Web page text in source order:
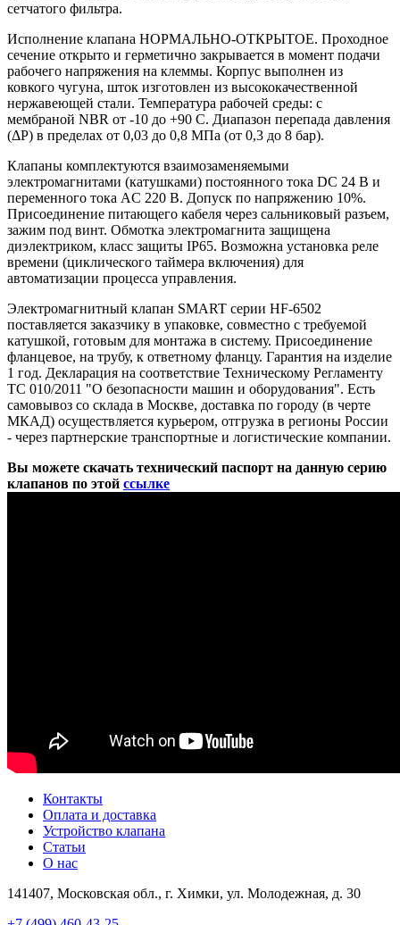
сетчатого фильтра.
Исполнение клапана НОРМАЛЬНО-ОТКРЫТОЕ. Проходное
сечение открыто и герметично закрывается в момент подачи
рабочего напряжения на клеммы. Корпус выполнен из
ковкого чугуна, шток изготовлен из высококачественной
нержавеющей стали. Температура рабочей среды: с
мембраной NBR от -10 до +90 С. Диапазон перепада давления
(ΔP) в пределах от 0,03 до 0,8 МПа (от 0,3 до 8 бар).
Клапаны комплектуются взаимозаменяемыми
электромагнитами (катушками) постоянного тока DC 24 В и
переменного тока AC 220 В. Допуск по напряжению 10%.
Присоединение питающего кабеля через сальниковый разъем,
зажим под винт. Обмотка электромагнита защищена
диэлектриком, класс защиты IP65. Возможна установка реле
времени (циклического таймера включения) для
автоматизации процесса управления.
Электромагнитный клапан SMART серии HF-6502
поставляется заказчику в упаковке, совместно с требуемой
катушкой, готовым для монтажа в систему. Присоединение
фланцевое, на трубу, к ответному фланцу. Гарантия на изделие
1 год. Декларация на соответствие Техническому Регламенту
ТС 010/2011 "О безопасности машин и оборудования". Есть
самовывоз со склада в Москве, доставка по городу (в черте
МКАД) осуществляется курьером, отгрузка в регионы России
- через партнерские транспортные и логистические компании.
Вы можете скачать технический паспорт на данную серию
клапанов по этой ссылке
Контакты
Оплата и доставка
Устройство клапана
Статьи
О нас
141407, Московская обл., г. Химки, ул. Молодежная, д. 30